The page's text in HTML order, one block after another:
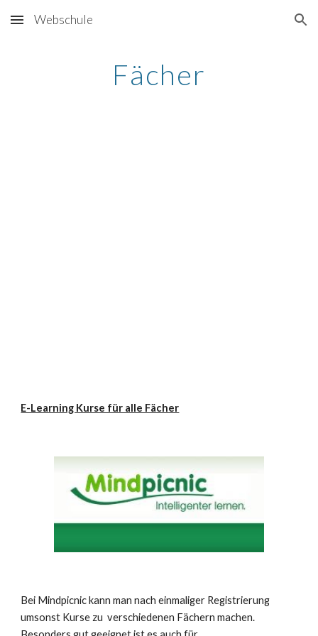
Skip to main content Skip to navigation
Webschule
Fächer
E-Learning Kurse für alle Fächer
Bei Mindpicnic kann man nach einmaliger Registrierung
umsonst Kurse zu  verschiedenen Fächern machen.